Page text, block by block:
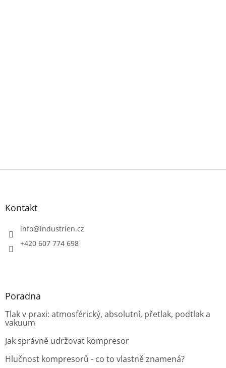
Z
Kontakt
info@industrien.cz
+420 607 774 698
Poradna
Tlak v praxi: atmosférický, absolutní, přetlak, podtlak a
vakuum
Jak správně udržovat kompresor
Hlučnost kompresorů - co to vlastně znamená?